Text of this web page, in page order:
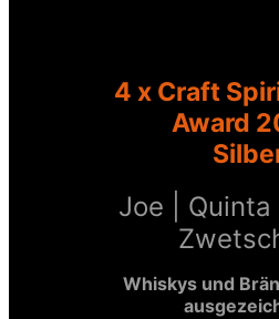
4 x Craft
Award
Joe | Quinta
Whiskys und